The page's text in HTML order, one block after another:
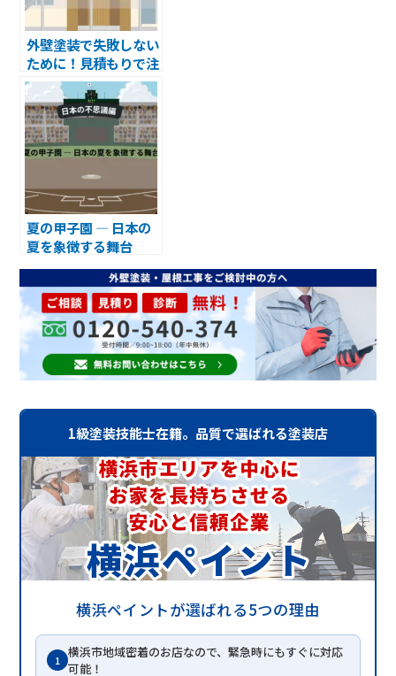
外壁塗装で失敗しない
ために！見積もりで注
目すべき3つのポイン
ト
夏の甲子園 ― 日本の
夏を象徴する舞台
1級塗装技能士在籍。品質で選ばれる塗装店
横浜ペイントが選ばれる5つの理由
1
横浜市地域密着のお店なので、緊急時にもすぐに対応
可能！